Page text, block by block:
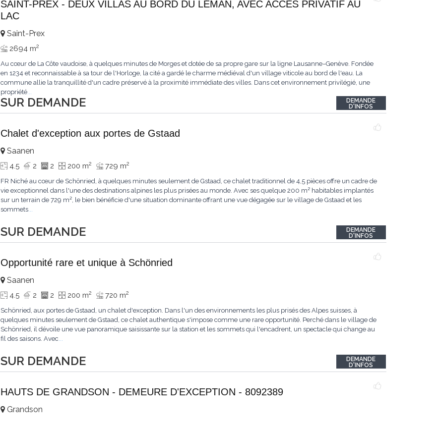
SAINT-PREX - DEUX VILLAS AU BORD DU LÉMAN, AVEC ACCÈS PRIVATIF AU
LAC
SUR DEMANDE
Saint-Prex
2694 m2
Au cœur de La Côte vaudoise, à quelques minutes de Morges et dotée de sa propre gare sur la ligne Lausanne–Genève. Fondée
en 1234 et reconnaissable à sa tour de l'Horloge, la cité a gardé le charme médiéval d'un village viticole au bord de l'eau. La
commune allie la tranquillité d'un cadre préservé à la proximité immédiate des villes. Dans cet environnement privilégié, une
propriété...
DEMANDE
D'INFOS
Chalet d'exception aux portes de Gstaad
SUR DEMANDE
Saanen
4.5 2 2 200 m2 729 m2
FR Niché au cœur de Schönried, à quelques minutes seulement de Gstaad, ce chalet traditionnel de 4,5 pièces offre un cadre de
vie exceptionnel dans l'une des destinations alpines les plus prisées au monde. Avec ses quelque 200 m² habitables implantés
sur un terrain de 729 m², le bien bénéficie d'une situation dominante offrant une vue dégagée sur le village de Gstaad et les
sommets...
DEMANDE
D'INFOS
Opportunité rare et unique à Schönried
SUR DEMANDE
Saanen
4.5 2 2 200 m2 720 m2
Schönried, aux portes de Gstaad, un chalet d'exception. Dans l'un des environnements les plus prisés des Alpes suisses, à
quelques minutes seulement de Gstaad, ce chalet authentique s'impose comme une rare opportunité. Perché dans le village de
Schönried, il dévoile une vue panoramique saisissante sur la station et les sommets qui l'encadrent, un spectacle qui change au
fil des saisons. Avec...
DEMANDE
D'INFOS
HAUTS DE GRANDSON - DEMEURE D'EXCEPTION - 8092389
Grandson